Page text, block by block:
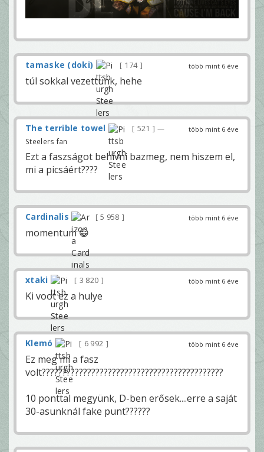
több mint 6 éve
tamaske (doki) 174
túl sokkal vezettünk, hehe
több mint 6 éve
The terrible towel 521
—
Steelers fan
Ezt a faszságot behívni bazmeg, nem hiszem el,
mi a picsáért????
több mint 6 éve
Cardinalis 5 958
momentum 😀
több mint 6 éve
xtaki 3 820
Ki voot ez a hulye
több mint 6 éve
Klemó 6 992
Ez meg mi a fasz
volt????????????????????????????????????????????
10 ponttal megyünk, D-ben erősek....erre a saját
30-asunknál fake punt??????